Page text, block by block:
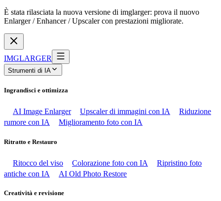
È stata rilasciata la nuova versione di imglarger: prova il nuovo
Enlarger / Enhancer / Upscaler con prestazioni migliorate.
IMGLARGER
Strumenti di IA
Ingrandisci e ottimizza
AI Image Enlarger Upscaler di immagini con IA
Riduzione
rumore con IA
Miglioramento foto con IA
Ritratto e Restauro
Ritocco del viso Colorazione foto con IA
Ripristino foto
antiche con IA
AI Old Photo Restore
Creatività e revisione